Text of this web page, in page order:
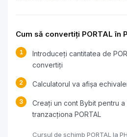
Cum să convertiți PORTAL în
1
Introduceți cantitatea de
convertiți
2 Calculatorul va afișa
3
Creați un cont Bybit pentru
tranzacționa PORTAL
Cursul de schimb PORTAL la